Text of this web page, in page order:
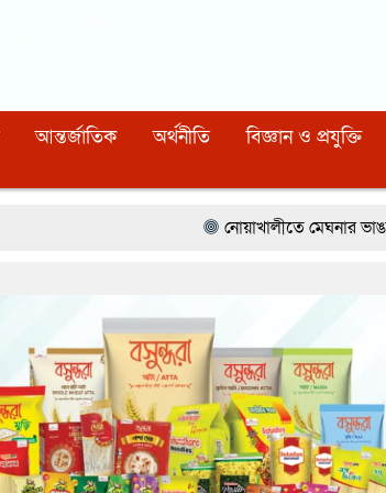
আন্তর্জাতিক অর্থনীতি বিজ্ঞান ও প্রযুক্তি
নোয়াখালীতে মেঘনার ভাঙনরোধে জিও ব্যাগ